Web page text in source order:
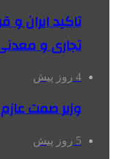
تاکید ایران
تجاری و
4 روز پیش
وزیر صمت
5 روز پیش